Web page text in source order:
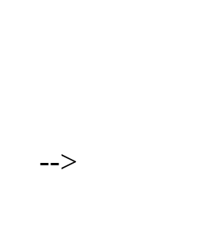
-->